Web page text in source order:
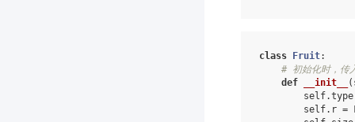
class Fruit:
# 初始化时，
def
__init__ (
self.type
self. r =